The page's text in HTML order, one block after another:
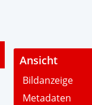
Ansicht
Bildanzeige
Metadaten